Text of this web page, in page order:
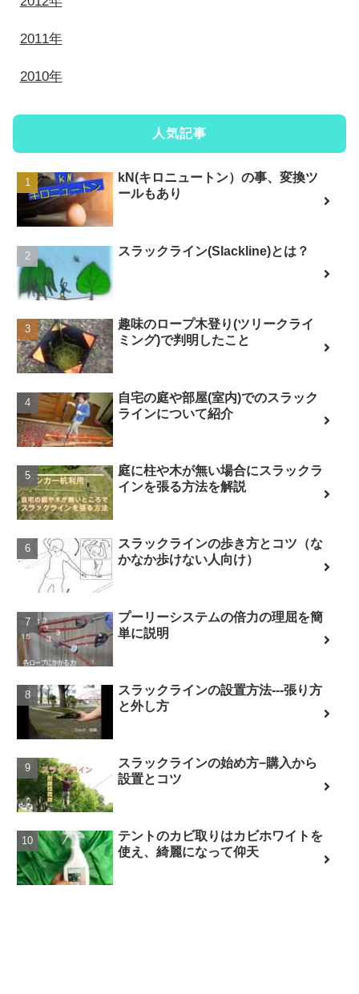
2011年
2010年
人気記事
kN(キロニュートン）の事、変換ツ
ールもあり
スラックライン(Slackline)とは？
趣味のロープ木登り(ツリークライ
ミング)で判明したこと
自宅の庭や部屋(室内)でのスラック
ラインについて紹介
庭に柱や木が無い場合にスラックラ
インを張る方法を解説
スラックラインの歩き方とコツ（な
かなか歩けない人向け）
プーリーシステムの倍力の理屈を簡
単に説明
スラックラインの設置方法---張り方
と外し方
スラックラインの始め方−購入から
設置とコツ
テントのカビ取りはカビホワイトを
使え、綺麗になって仰天